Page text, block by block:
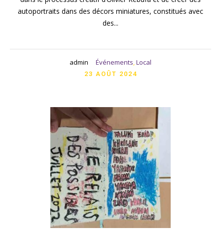
autoportraits dans des décors miniatures, constitués avec
des...
admin Événements,Local
23 AOÛT 2024